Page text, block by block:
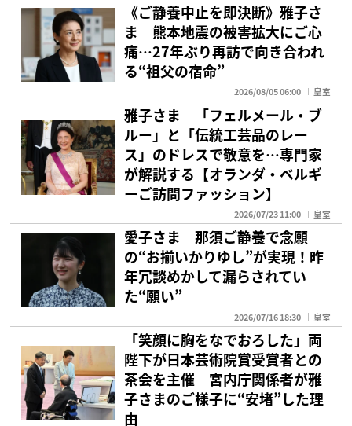
《ご静養中止を即決断》雅子さ
ま 熊本地震の被害拡大にご心
痛…27年ぶり再訪で向き合われ
る“祖父の宿命”
2026/08/05 06:00 皇室
雅子さま 「フェルメール・ブ
ルー」と「伝統工芸品のレー
ス」のドレスで敬意を…専門家
が解説する【オランダ・ベルギ
ーご訪問ファッション】
2026/07/23 11:00 皇室
愛子さま 那須ご静養で念願
の“お揃いかりゆし”が実現！昨
年冗談めかして漏らされてい
た“願い”
2026/07/16 18:30 皇室
「笑顔に胸をなでおろした」両
陛下が日本芸術院賞受賞者との
茶会を主催 宮内庁関係者が雅
子さまのご様子に“安堵”した理
由